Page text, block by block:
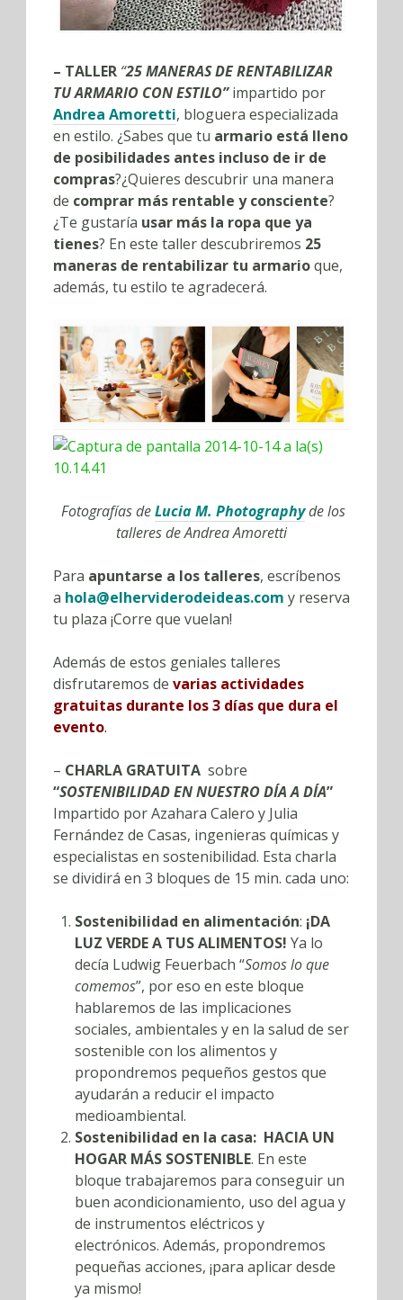
– TALLER “25 MANERAS DE RENTABILIZAR
TU ARMARIO CON ESTILO”impartido por
Andrea Amoretti, bloguera especializada
en estilo. ¿Sabes que tu armario está lleno
de posibilidades antes incluso de ir de
compras?¿Quieres descubrir una manera
de comprar más rentable y consciente?
¿Te gustaría usar más la ropa que ya
tienes? En este taller descubriremos 25
maneras de rentabilizar tu armarioque,
además, tu estilo te agradecerá.
Fotografías deLucia M. Photographyde los
talleres de Andrea Amoretti
Para apuntarse a los talleres, escríbenos
a hola@elherviderodeideas.com y reserva
tu plaza ¡Corre que vuelan!
Además de estos geniales talleres
disfrutaremos de varias actividades
gratuitas durante los 3 días que dura el
evento.
– CHARLA GRATUITA sobre
“SOSTENIBILIDAD EN NUESTRO DÍA A DÍA”
Impartido por Azahara Calero y Julia
Fernández de Casas, ingenieras químicas y
especialistas en sostenibilidad. Esta charla
se dividirá en 3 bloques de 15 min. cada uno:
Sostenibilidad en alimentación: ¡DA
LUZ VERDE A TUS ALIMENTOS! Ya lo
decía Ludwig Feuerbach “Somos lo que
comemos”, por eso en este bloque
hablaremos de las implicaciones
sociales, ambientales y en la salud de ser
sostenible con los alimentos y
propondremos pequeños gestos que
ayudarán a reducir el impacto
medioambiental.
Sostenibilidad en la casa: HACIA UN
HOGAR MÁS SOSTENIBLE. En este
bloque trabajaremos para conseguir un
buen acondicionamiento, uso del agua y
de instrumentos eléctricos y
electrónicos. Además, propondremos
pequeñas acciones, ¡para aplicar desde
ya mismo!